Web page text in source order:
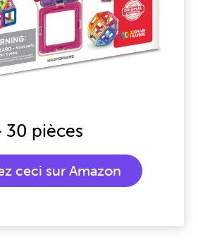
30 pièces
ceci sur Amazon